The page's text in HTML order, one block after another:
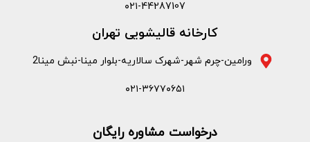
۰۲۱-44287107
کارخانه قالیشویی تهران
ورامین-چرم شهر-شهرک سالاریه-بلوار مینا-نبش مینا2
۰۲۱-۳۶۷۷۰۶۵۱
درخواست مشاوره رایگان